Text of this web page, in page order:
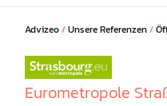
Advizeo/Unsere Referenzen/
Eurometropole